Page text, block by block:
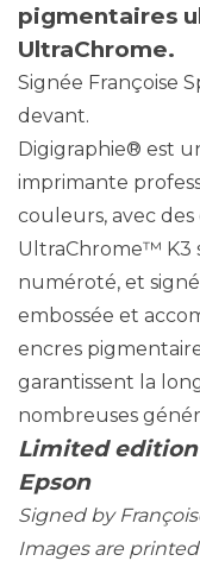
pigmentaires
UltraChrome.
Signée Françoise
devant.
Digigraphie® est
imprimante
couleurs, avec
UltraChrome™ K3
numéroté, et
embossée et
encres
garantissent la
nombreuses
Limited
Epson
Signed by
Images are